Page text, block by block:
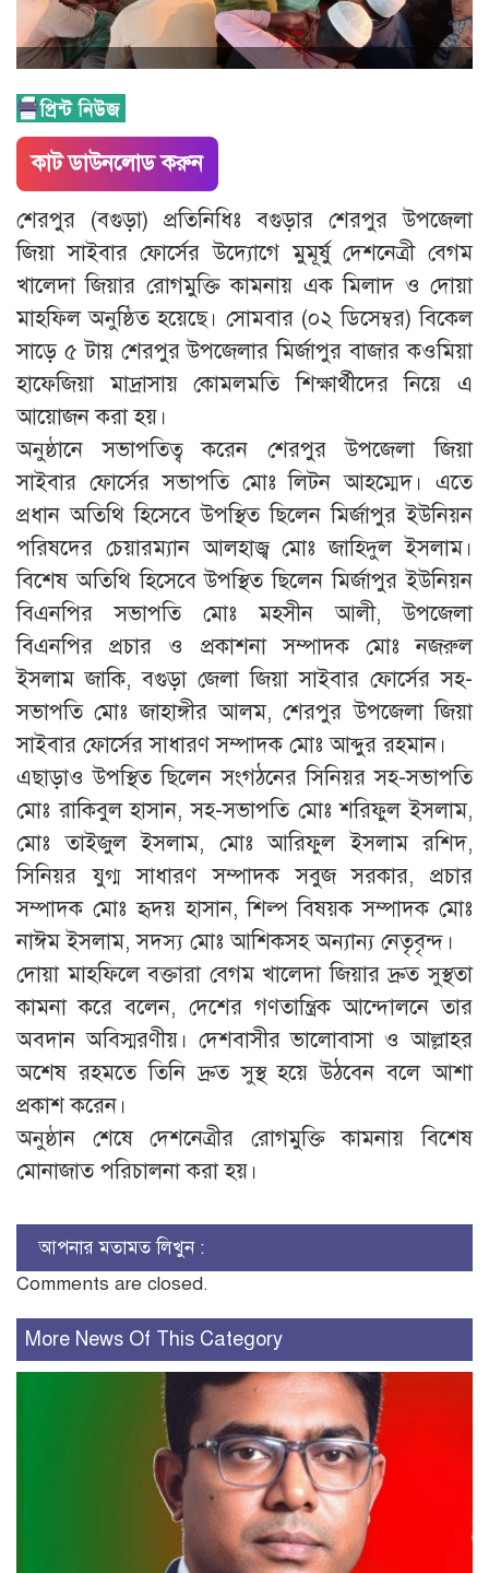
কাট ডাউনলোড করুন
শেরপুর (বগুড়া) প্রতিনিধিঃ বগুড়ার শেরপুর উপজেলা
জিয়া সাইবার ফোর্সের উদ্যোগে মুমূর্ষু দেশনেত্রী বেগম
খালেদা জিয়ার রোগমুক্তি কামনায় এক মিলাদ ও দোয়া
মাহফিল অনুষ্ঠিত হয়েছে। সোমবার (০২ ডিসেম্বর) বিকেল
সাড়ে ৫ টায় শেরপুর উপজেলার মির্জাপুর বাজার কওমিয়া
হাফেজিয়া মাদ্রাসায় কোমলমতি শিক্ষার্থীদের নিয়ে এ
আয়োজন করা হয়।
অনুষ্ঠানে সভাপতিত্ব করেন শেরপুর উপজেলা জিয়া
সাইবার ফোর্সের সভাপতি মোঃ লিটন আহম্মেদ। এতে
প্রধান অতিথি হিসেবে উপস্থিত ছিলেন মির্জাপুর ইউনিয়ন
পরিষদের চেয়ারম্যান আলহাজ্ব মোঃ জাহিদুল ইসলাম।
বিশেষ অতিথি হিসেবে উপস্থিত ছিলেন মির্জাপুর ইউনিয়ন
বিএনপির সভাপতি মোঃ মহসীন আলী, উপজেলা
বিএনপির প্রচার ও প্রকাশনা সম্পাদক মোঃ নজরুল
ইসলাম জাকি, বগুড়া জেলা জিয়া সাইবার ফোর্সের সহ-
সভাপতি মোঃ জাহাঙ্গীর আলম, শেরপুর উপজেলা জিয়া
সাইবার ফোর্সের সাধারণ সম্পাদক মোঃ আব্দুর রহমান।
এছাড়াও উপস্থিত ছিলেন সংগঠনের সিনিয়র সহ-সভাপতি
মোঃ রাকিবুল হাসান, সহ-সভাপতি মোঃ শরিফুল ইসলাম,
মোঃ তাইজুল ইসলাম, মোঃ আরিফুল ইসলাম রশিদ,
সিনিয়র যুগ্ম সাধারণ সম্পাদক সবুজ সরকার, প্রচার
সম্পাদক মোঃ হৃদয় হাসান, শিল্প বিষয়ক সম্পাদক মোঃ
নাঈম ইসলাম, সদস্য মোঃ আশিকসহ অন্যান্য নেতৃবৃন্দ।
দোয়া মাহফিলে বক্তারা বেগম খালেদা জিয়ার দ্রুত সুস্থতা
কামনা করে বলেন, দেশের গণতান্ত্রিক আন্দোলনে তার
অবদান অবিস্মরণীয়। দেশবাসীর ভালোবাসা ও আল্লাহর
অশেষ রহমতে তিনি দ্রুত সুস্থ হয়ে উঠবেন বলে আশা
প্রকাশ করেন।
অনুষ্ঠান শেষে দেশনেত্রীর রোগমুক্তি কামনায় বিশেষ
মোনাজাত পরিচালনা করা হয়।
আপনার মতামত লিখুন :
Comments are closed.
More News Of This Category